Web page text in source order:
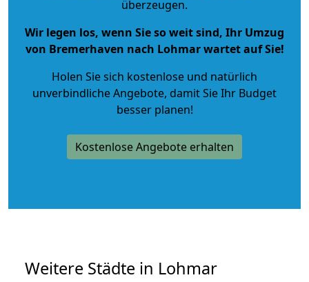
überzeugen.
Wir legen los, wenn Sie so weit sind, Ihr Umzug
von Bremerhaven nach Lohmar wartet auf Sie!
Holen Sie sich kostenlose und natürlich
unverbindliche Angebote, damit Sie Ihr Budget
besser planen!
Kostenlose Angebote erhalten
Weitere Städte in Lohmar